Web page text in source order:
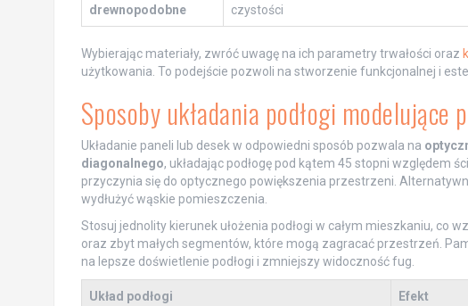
drewnopodobne
czystości
Wybierając materiały, zwróć uwagę na ich parametry trwałości oraz
użytkowania. To podejście pozwoli na stworzenie funkcjonalnej i
Sposoby układania podłogi modelujące
Układanie paneli lub desek w odpowiedni sposób pozwala na
diagonalnego, układając podłogę pod kątem 45 stopni względem
przyczynia się do optycznego powiększenia przestrzeni.
wydłużyć wąskie pomieszczenia.
Stosuj jednolity kierunek ułożenia podłogi w całym mieszkaniu, co
oraz zbyt małych segmentów, które mogą zagracać przestrzeń.
na lepsze doświetlenie podłogi i zmniejszy widoczność fug.
Układ podłogi Efekt